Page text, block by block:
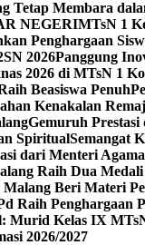
Tetap Membara
NEGERIMTsN 1
Penghargaan
2026Panggung
2026 di MTsN 1
Beasiswa Penuh
Kenakalan
Gemuruh Prestasi
SpiritualSemangat
dari Menteri
Raih Dua
Beri Materi
Raih Penghargaan
Murid Kelas IX
2026/2027